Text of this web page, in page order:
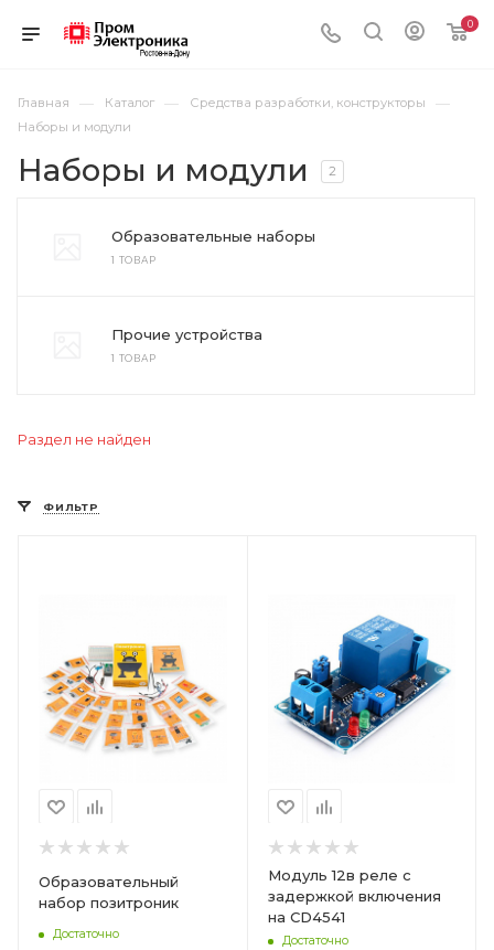
0
Главная — Каталог — Средства разработки, конструкторы —
Наборы и модули
Наборы и модули 2
Образовательные наборы
1 ТОВАР
Прочие устройства
1 ТОВАР
Раздел не найден
ФИЛЬТР
Образовательный
набор позитроник
Достаточно
Модуль 12в реле с
задержкой включения
на CD4541
Достаточно